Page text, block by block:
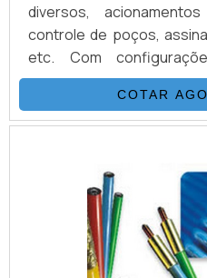
diversos,
controle de poços,
etc. Com
podendo chegar até
como sistemas de
acionamento
ADICIONAIS SOBRE O
possível conferir quais
contar com este tipo
Melhor custo-
Funcionário.
COTAR